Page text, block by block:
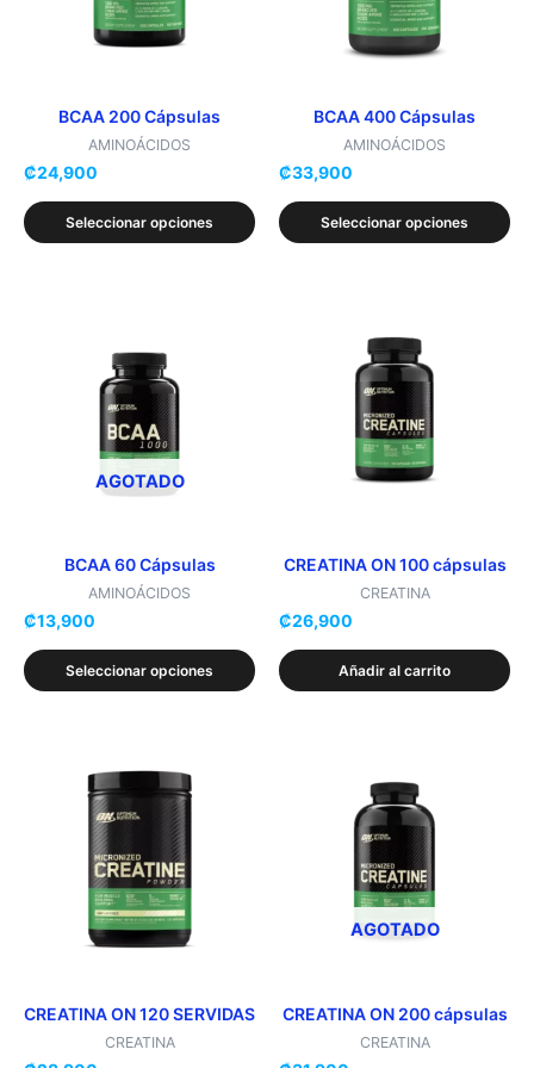
BCAA 200 Cápsulas
AMINOÁCIDOS
₡24,900
Seleccionar opciones
opciones
elegir
en
página
de
BCAA 400 Cápsulas
AMINOÁCIDOS
₡33,900
Seleccionar opciones
opciones
se
elegir
en
página
de
AGOTADO
BCAA 60 Cápsulas
AMINOÁCIDOS
₡13,900
Seleccionar opciones
tiene
múltiples
variantes.
Las
opciones
elegir
en
página
de
CREATINA ON 100 cápsulas
CREATINA
₡26,900
Añadir al carrito
CREATINA ON 120 SERVIDAS
CREATINA
producto
tiene
múltiples
variantes.
Las
opciones
se
elegir
en
AGOTADO
CREATINA ON 200 cápsulas
CREATINA